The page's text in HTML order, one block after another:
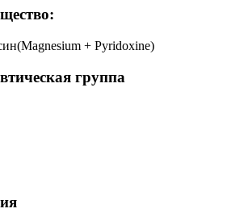
+ Pyridoxine)
группа